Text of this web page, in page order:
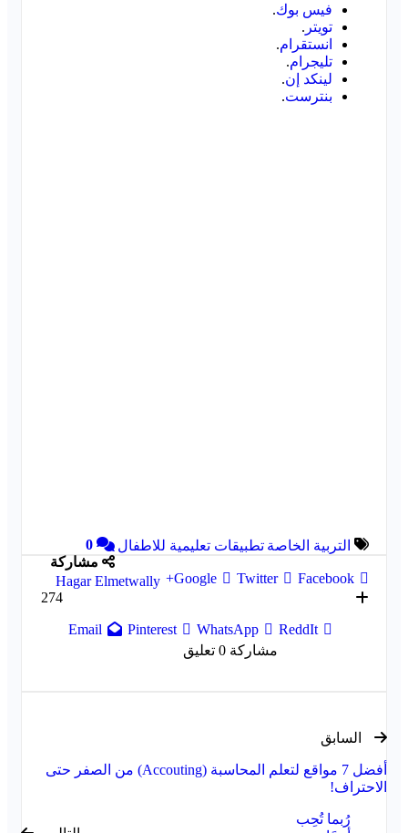
فيس بوك.
تويتر
انستقرام.
تليجرام.
لينكد إن.
بنترست.
التربية الخاصة تطبيقات تعليمية للاطفال
0
مشاركة
Facebook
Twitter
Google+
ReddIt
WhatsApp
Pinterest
Email
Hagar Elmetwally
274
مشاركة 0 تعليق
السابق
أفضل 7 مواقع لتعلم المحاسبة (Accouting) من الصفر حتى
الاحتراف!
رُبما تُحِب